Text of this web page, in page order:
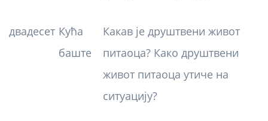
двадесет Кућа
баште
Какав је друштвени живот
питаоца? Како друштвени
живот питаоца утиче на
ситуацију?